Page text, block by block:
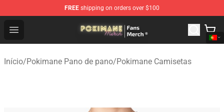
FREE shipping on orders over $100
Open menu
Pokimane Store - Official Pokimane Merchandise Shop
Início/Pokimane Pano de pano/Pokimane Camisetas